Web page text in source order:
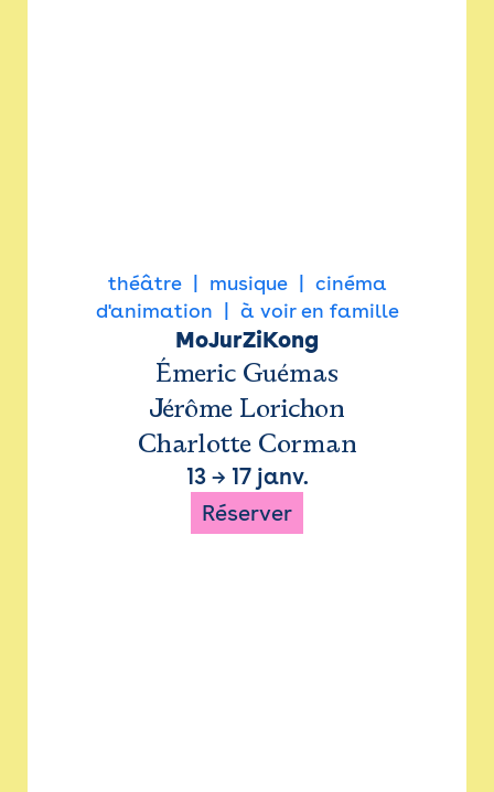
théâtre musique
cinéma
d'animation
à voir en famille
MoJurZiKong
Émeric Guémas
Jérôme Lorichon
Charlotte Corman
13→ 17 janv.
Réserver